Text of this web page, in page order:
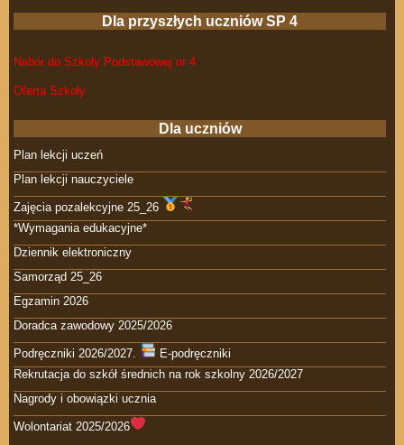
Dla przyszłych uczniów SP 4
Nabór do Szkoły Podstawowej nr 4
Oferta Szkoły
Dla uczniów
Plan lekcji uczeń
Plan lekcji nauczyciele
Zajęcia pozalekcyjne 25_26
*Wymagania edukacyjne*
Dziennik elektroniczny
Samorząd 25_26
Egzamin 2026
Doradca zawodowy 2025/2026
Podręczniki 2026/2027.
E-podręczniki
Rekrutacja do szkół średnich na rok szkolny 2026/2027
Nagrody i obowiązki ucznia
Wolontariat 2025/2026